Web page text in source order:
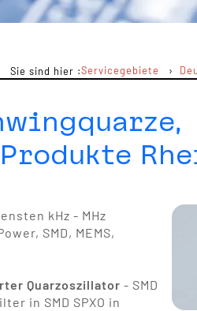
Sie sind hier :Servicegebiete
kHz - MHz
SMD, MEMS,
Quarzoszillator - SMD
in SMD SPXO in